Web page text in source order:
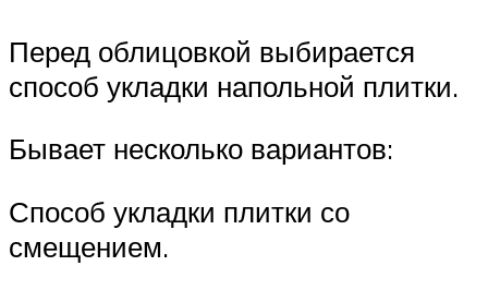
Перед облицовкой выбирается
способ укладки напольной плитки.
Бывает несколько вариантов:
Способ укладки плитки со
смещением.